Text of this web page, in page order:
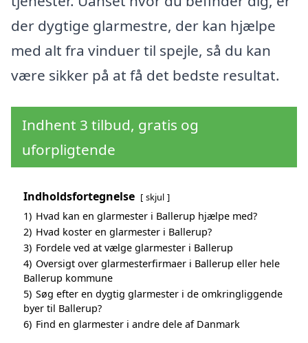
der dygtige glarmestre, der kan hjælpe
med alt fra vinduer til spejle, så du kan
være sikker på at få det bedste resultat.
Indhent 3 tilbud, gratis og
uforpligtende
Indholdsfortegnelse skjul
1) Hvad kan en glarmester i Ballerup hjælpe med?
2) Hvad koster en glarmester i Ballerup?
3) Fordele ved at vælge glarmester i Ballerup
4) Oversigt over glarmesterfirmaer i Ballerup eller hele
Ballerup kommune
5) Søg efter en dygtig glarmester i de omkringliggende
byer til Ballerup?
6) Find en glarmester i andre dele af Danmark